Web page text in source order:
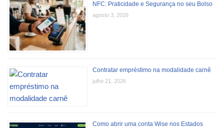
NFC: Praticidade e Segurança no seu Bolso
agosto 3, 2026
Contratar empréstimo na modalidade carnê
julho 21, 2026
Como abrir uma conta Wise nos Estados